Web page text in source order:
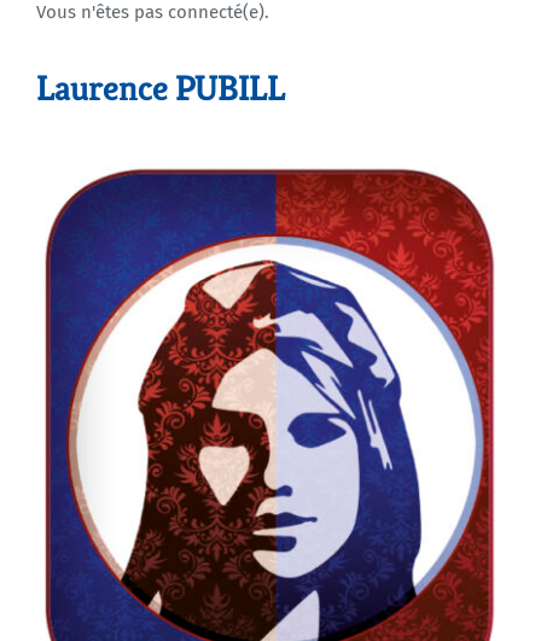
Agenda
Vous n'êtes pas connecté(e).
Laurence PUBILL